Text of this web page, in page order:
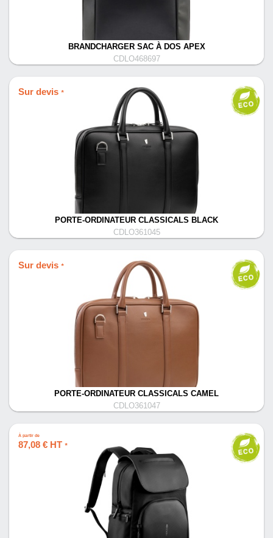
BRANDCHARGER SAC À DOS APEX
CDLO468697
Sur devis *
PORTE-ORDINATEUR CLASSICALS BLACK
CDLO361045
Sur devis *
PORTE-ORDINATEUR CLASSICALS CAMEL
CDLO361047
À partir de
87,08 € HT *